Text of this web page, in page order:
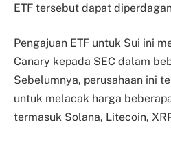
ETF tersebut dapat
Pengajuan ETF untuk Sui ini
Canary kepada SEC dalam
Sebelumnya, perusahaan ini
untuk melacak harga
termasuk Solana, Litecoin,